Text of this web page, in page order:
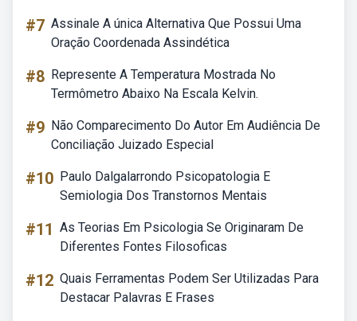
#7 Assinale A única Alternativa Que Possui Uma
Oração Coordenada Assindética
#8 Represente A Temperatura Mostrada No
Termômetro Abaixo Na Escala Kelvin.
#9 Não Comparecimento Do Autor Em Audiência De
Conciliação Juizado Especial
#10 Paulo Dalgalarrondo Psicopatologia E
Semiologia Dos Transtornos Mentais
#11 As Teorias Em Psicologia Se Originaram De
Diferentes Fontes Filosoficas
#12 Quais Ferramentas Podem Ser Utilizadas Para
Destacar Palavras E Frases